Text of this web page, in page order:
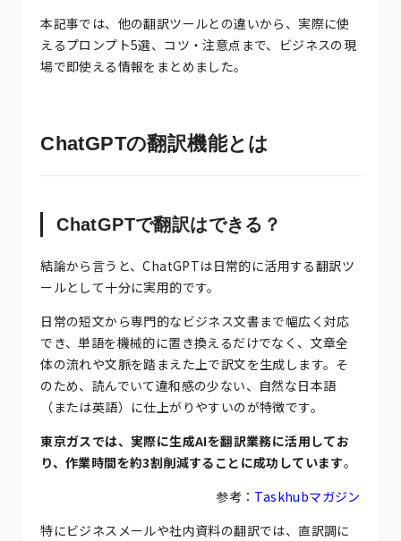
本記事では、他の翻訳ツールとの違いから、実際に使
えるプロンプト5選、コツ・注意点まで、ビジネスの現
場で即使える情報をまとめました。
ChatGPTの翻訳機能とは
ChatGPTで翻訳はできる？
結論から言うと、ChatGPTは日常的に活用する翻訳ツ
ールとして十分に実用的です。
日常の短文から専門的なビジネス文書まで幅広く対応
でき、単語を機械的に置き換えるだけでなく、文章全
体の流れや文脈を踏まえた上で訳文を生成します。そ
のため、読んでいて違和感の少ない、自然な日本語
（または英語）に仕上がりやすいのが特徴です。
東京ガスでは、実際に生成AIを翻訳業務に活用してお
り、作業時間を約3割削減することに成功しています。
参考： Taskhubマガジン
特にビジネスメールや社内資料の翻訳では、直訳調に